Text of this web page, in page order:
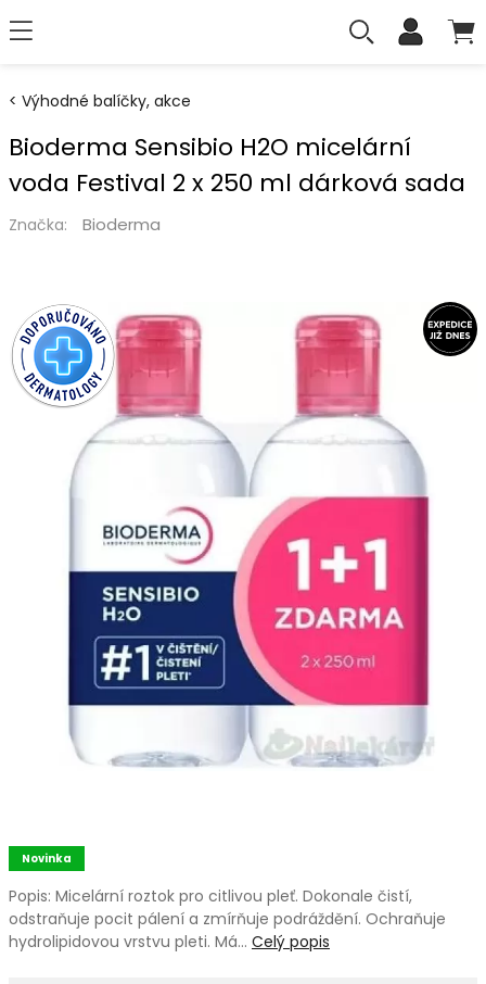
Výhodné balíčky, akce
Bioderma Sensibio H2O micelární
voda Festival 2 x 250 ml dárková sada
Značka: Bioderma
Novinka
Popis: Micelární roztok pro citlivou pleť. Dokonale čistí,
odstraňuje pocit pálení a zmírňuje podráždění. Ochraňuje
hydrolipidovou vrstvu pleti. Má… Celý popis